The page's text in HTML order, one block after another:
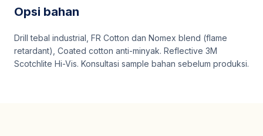
Opsi bahan
Drill tebal industrial, FR Cotton dan Nomex blend (flame
retardant), Coated cotton anti-minyak. Reflective 3M
Scotchlite Hi-Vis. Konsultasi sample bahan sebelum produksi.